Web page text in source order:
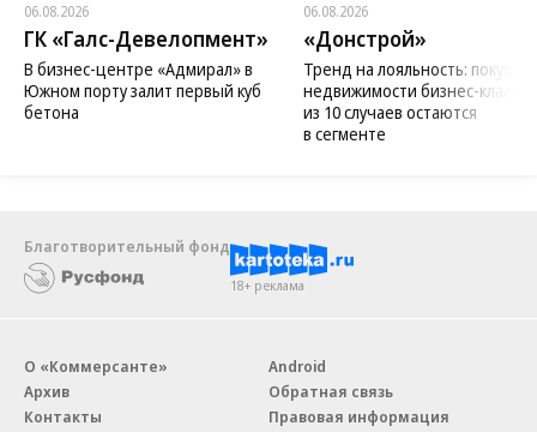
06.08.2026
ГК «Галс-Девелопмент»
В бизнес-центре «Адмирал» в
Южном порту залит первый куб
бетона
06.08.2026
«Донстрой»
Тренд на лояльность:
недвижимости бизнес-класса
из 10 случаев остаются
в сегменте
Благотворительный фонд
18+ реклама
О «Коммерсанте»
Архив
Контакты
Android
Обратная связь
Правовая информация